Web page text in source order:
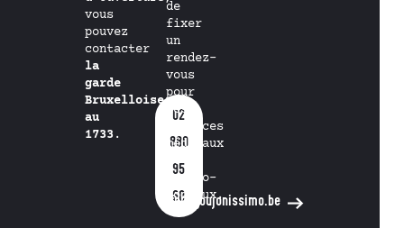
vous
pouvez
contacter
la
garde
Bruxelloise
au
1733 .
02
880
95
60
info@goujonissimo.be
de
fixer
un
rendez-
vous
pour
les
services
médicaux
et
psycho-
sociaux.